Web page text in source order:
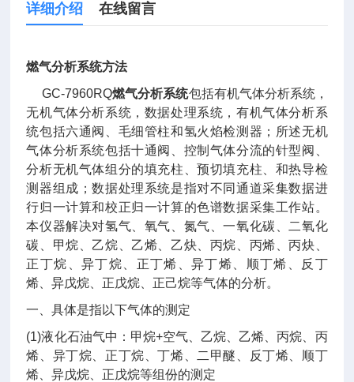
详细介绍 在线留言
燃气分析系统方法
GC-7960RQ燃气分析系统包括有机气体分析系统，
无机气体分析系统，数据处理系统，有机气体分析系
统包括六通阀、毛细管柱和氢火焰检测器；所述无机
气体分析系统包括十通阀、控制气体分流的针型阀、
分析无机气体组分的填充柱、预切填充柱、和热导检
测器组成；数据处理系统是指对不同通道采集数据进
行归一计算和校正归一计算的色谱数据采集工作站。
本仪器解决对氢气、氧气、氮气、一氧化碳、二氧化
碳、甲烷、乙烷、乙烯、乙炔、丙烷、丙烯、丙炔、
正丁烷、异丁烷、正丁烯、异丁烯、顺丁烯、反丁
烯、异戊烷、正戊烷、正己烷等气体的分析。
一、具体是指以下气体的测定
(1)液化石油气中：甲烷+空气、乙烷、乙烯、丙烷、丙
烯、异丁烷、正丁烷、丁烯、二甲醚、反丁烯、顺丁
烯、异戊烷、正戊烷等组份的测定